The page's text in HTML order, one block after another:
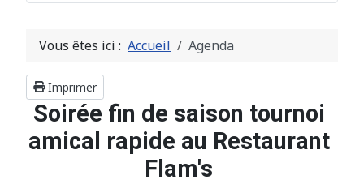
Vous êtes ici : Accueil Agenda
Imprimer
Soirée fin de saison tournoi
amical rapide au Restaurant
Flam's